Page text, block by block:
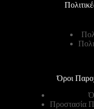
Όροι
Προστασία